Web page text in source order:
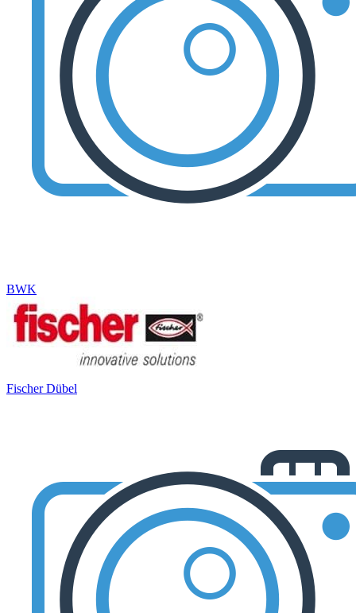
BWK
Fischer Dübel